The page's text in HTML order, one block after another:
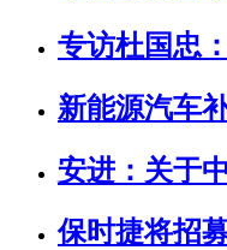
专访杜国忠
新能源汽车
安进：关于
保时捷将招